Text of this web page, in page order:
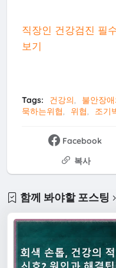
직장인 건강검진 필
보기
Tags: 건강의 불안장
묵하는위협
위협 조기
Facebook
복사
함께 봐야할 포스팅